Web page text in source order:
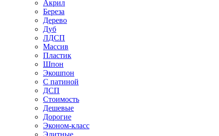
Акрил
Береза
Дерево
Дуб
ЛДСП
Массив
Пластик
Шпон
Экошпон
С патиной
ДСП
Стоимость
Дешевые
Дорогие
Эконом-класс
Элитные